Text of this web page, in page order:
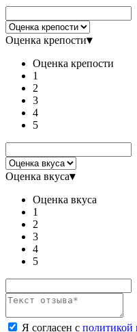
Оценка крепости▾
Оценка крепости
1
2
3
4
5
Оценка вкуса▾
Оценка вкуса
1
2
3
4
5
Я согласен с политикой